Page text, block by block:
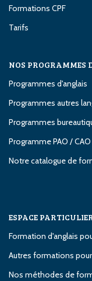
Formations CPF
Tarifs
NOS PROGRAMMES
Programmes d'anglais
Programmes autres
Programmes
Programme PAO / CAO
Notre catalogue de
ESPACE
Formation d'anglais
Autres formations
Nos méthodes de